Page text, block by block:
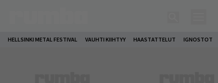
HELLSINKI METAL FESTIVAL VAUHTI KIIHTYY HAASTATTELUT IGNOSTOT